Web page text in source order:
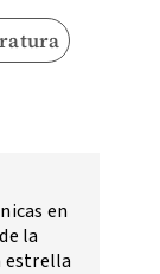
en
la
estrella